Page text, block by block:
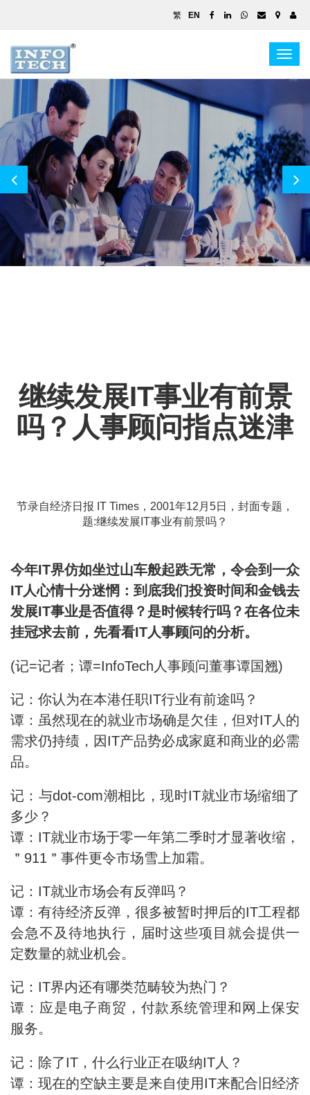
繁 EN
继续发展IT事业有前景
吗？人事顾问指点迷津
节录自经济日报 IT Times，2001年12月5日，封面专题，
题:继续发展IT事业有前景吗？
今年IT界仿如坐过山车般起跌无常，令会到一众
IT人心情十分迷惘：到底我们投资时间和金钱去
发展IT事业是否值得？是时候转行吗？在各位未
挂冠求去前，先看看IT人事顾问的分析。
(记=记者；谭=InfoTech人事顾问董事谭国翘)
记：你认为在本港任职IT行业有前途吗？
谭：虽然现在的就业市场确是欠佳，但对IT人的
需求仍持绩，因IT产品势必成家庭和商业的必需
品。
记：与dot-com潮相比，现时IT就业市场缩细了
多少？
谭：IT就业市场于零一年第二季时才显著收缩，
＂911＂事件更令市场雪上加霜。
记：IT就业市场会有反弹吗？
谭：有待经济反弹，很多被暂时押后的IT工程都
会急不及待地执行，届时这些项目就会提供一
定数量的就业机会。
记：IT界内还有哪类范畴较为热门？
谭：应是电子商贸，付款系统管理和网上保安
服务。
记：除了IT，什么行业正在吸纳IT人？
谭：现在的空缺主要是来自使用IT来配合旧经济